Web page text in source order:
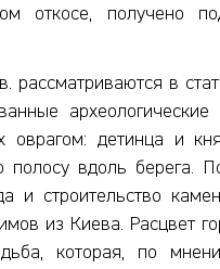
откосе, получено
рассматриваются в
оврагом: детинца и
вдоль берега.
и строительство
из Киева. Расцвет
которая, по